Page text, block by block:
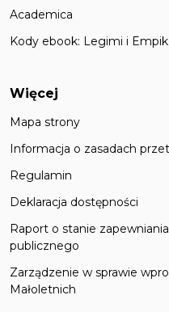
Academica
Kody ebook: Legimi i
Więcej
Mapa strony
Informacja o zasadach
Regulamin
Deklaracja dostępności
Raport o stanie
publicznego
Zarządzenie w sprawie
Małoletnich